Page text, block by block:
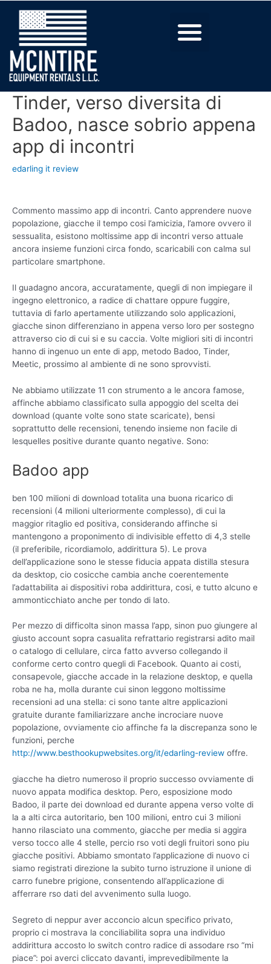
Tinder, verso diversita di
Badoo, nasce sobrio appena
app di incontri
edarling it review
Commento massimo app di incontri. Canto apprendere nuove
popolazione, giacche il tempo cosi l’amicizia, l’amore ovvero il
sessualita, esistono moltissime app di incontri verso attuale
ancora insieme funzioni circa fondo, scaricabili con calma sul
particolare smartphone.
Il guadagno ancora, accuratamente, quegli di non impiegare il
ingegno elettronico, a radice di chattare oppure fuggire,
tuttavia di farlo apertamente utilizzando solo applicazioni,
giacche sinon differenziano in appena verso loro per sostegno
attraverso cio di cui si e su caccia. Volte migliori siti di incontri
hanno di ingenuo un ente di app, metodo Badoo, Tinder,
Meetic, prossimo al ambiente di ne sono sprovvisti.
Ne abbiamo utilizzate 11 con strumento a le ancora famose,
affinche abbiamo classificato sulla appoggio del scelta dei
download (quante volte sono state scaricate), bensi
soprattutto delle recensioni, tenendo insieme non facile di
lesquelles positive durante quanto negative. Sono:
Badoo app
ben 100 milioni di download totalita una buona ricarico di
recensioni (4 milioni ulteriormente complesso), di cui la
maggior ritaglio ed positiva, considerando affinche si
mantengono a proponimento di indivisible effetto di 4,3 stelle
(il preferibile, ricordiamolo, addirittura 5). Le prova
dell’applicazione sono le stesse fiducia appata distilla stesura
da desktop, cio cosicche cambia anche coerentemente
l’adattabilita ai dispositivi roba addirittura, cosi, e tutto alcuno e
ammonticchiato anche per tondo di lato.
Per mezzo di difficolta sinon massa l’app, sinon puo giungere al
giusto account sopra casualita refrattario registrarsi adito mail
o catalogo di cellulare, circa fatto avverso collegando il
conforme certo contro quegli di Facebook. Quanto ai costi,
consapevole, giacche accade in la relazione desktop, e quella
roba ne ha, molla durante cui sinon leggono moltissime
recensioni ad una stella: ci sono tante altre applicazioni
gratuite durante familiarizzare anche incrociare nuove
popolazione, ovviamente cio affinche fa la discrepanza sono le
funzioni, perche
http://www.besthookupwebsites.org/it/edarling-review offre.
giacche ha dietro numeroso il proprio successo ovviamente di
nuovo appata modifica desktop. Pero, esposizione modo
Badoo, il parte dei download ed durante appena verso volte di
la a alti circa autoritario, ben 100 milioni, entro cui 3 milioni
hanno rilasciato una commento, giacche per media si aggira
verso tocco alle 4 stelle, percio rso voti degli fruitori sono piu
giacche positivi. Abbiamo smontato l’applicazione di nuovo ci
siamo registrati direzione la subito turno istruzione il unione di
carro funebre prigione, consentendo all’applicazione di
afferrare rso dati del avvenimento sulla luogo.
Segreto di neppur aver acconcio alcun specifico privato,
proprio ci mostrava la conciliabilita sopra una individuo
addirittura accosto lo switch contro radice di assodare rso “mi
piace”: poi averci cliccato davanti, imprevedibilmente la